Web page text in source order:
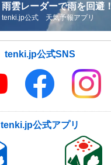
雨雲レーダーで雨を回避！
tenki.jp公式 天気予報アプリ
tenki.jp公式SNS
tenki.jp公式アプリ